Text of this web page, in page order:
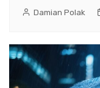
Damian Polak